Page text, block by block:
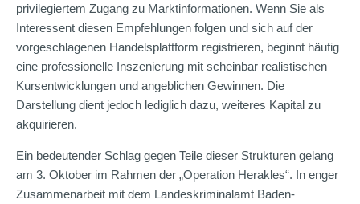
privilegiertem Zugang zu Marktinformationen. Wenn Sie als
Interessent diesen Empfehlungen folgen und sich auf der
vorgeschlagenen Handelsplattform registrieren, beginnt häufig
eine professionelle Inszenierung mit scheinbar realistischen
Kursentwicklungen und angeblichen Gewinnen. Die
Darstellung dient jedoch lediglich dazu, weiteres Kapital zu
akquirieren.
Ein bedeutender Schlag gegen Teile dieser Strukturen gelang
am 3. Oktober im Rahmen der „Operation Herakles“. In enger
Zusammenarbeit mit dem Landeskriminalamt Baden-